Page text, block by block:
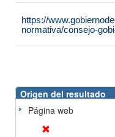
https://
normativa/consejo-
Origen del resultado
Página web